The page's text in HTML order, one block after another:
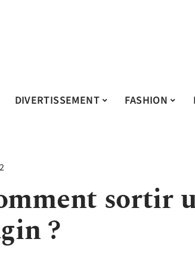
DIVERTISSEMENT FASHION
sortir
?